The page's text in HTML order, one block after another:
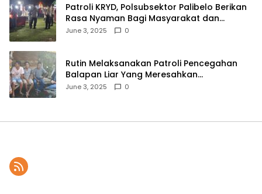
Patroli KRYD, Polsubsektor Palibelo Berikan
Rasa Nyaman Bagi Masyarakat dan
Antisipasi Aksi Menjurus Premanisme
June 3, 2025 0
Rutin Melaksanakan Patroli Pencegahan
Balapan Liar Yang Meresahkan
Masyarakat, Polsek Soromandi
June 3, 2025 0